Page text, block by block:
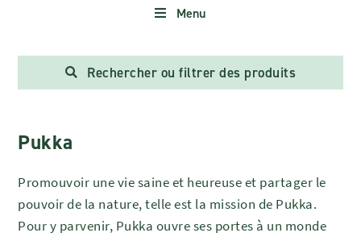
Menu
Rechercher ou filtrer des produits
Pukka
Promouvoir une vie saine et heureuse et partager le
pouvoir de la nature, telle est la mission de Pukka.
Pour y parvenir, Pukka ouvre ses portes à un monde